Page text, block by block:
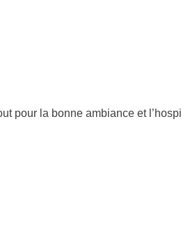
pour la bonne ambiance et